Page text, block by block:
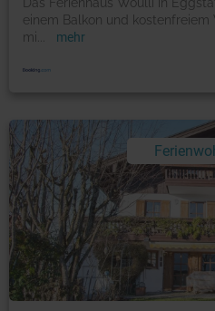
Das Ferienhaus Woulli in
einem Balkon und kostenfreiem
mi
mehr